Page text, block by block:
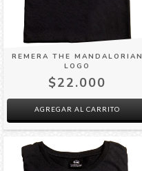
REMERA THE MANDALORIAN
LOGO
$22.000
AGREGAR AL CARRITO